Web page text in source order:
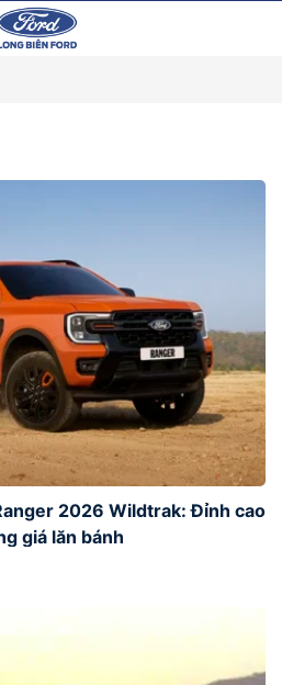
2026 Wildtrak: Đỉnh cao
giá lăn bánh